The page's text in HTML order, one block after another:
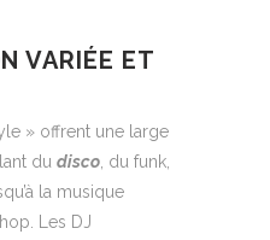
VARIÉE ET
» offrent une large
du disco , du funk,
la musique
Les DJ